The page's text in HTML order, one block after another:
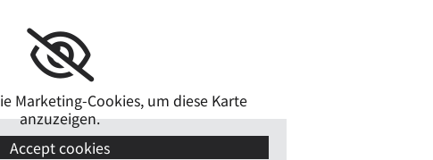
Marketing-Cookies, um diese Karte
anzuzeigen.
Accept cookies